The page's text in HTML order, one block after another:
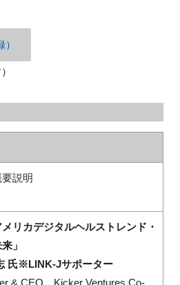
説明
リカデジタルヘルストレンド・
」
氏※LINK-Jサポーター
& CEO、Kicker Ventures Co-